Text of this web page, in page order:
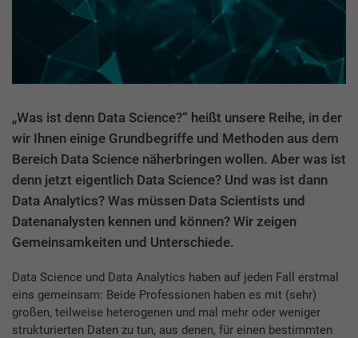
„Was ist denn Data Science?“ heißt unsere Reihe, in der
wir Ihnen einige Grundbegriffe und Methoden aus dem
Bereich Data Science näherbringen wollen. Aber was ist
denn jetzt eigentlich Data Science? Und was ist dann
Data Analytics? Was müssen Data Scientists und
Datenanalysten kennen und können? Wir zeigen
Gemeinsamkeiten und Unterschiede.
Data Science und Data Analytics haben auf jeden Fall erstmal
eins gemeinsam: Beide Professionen haben es mit (sehr)
großen, teilweise heterogenen und mal mehr oder weniger
strukturierten Daten zu tun, aus denen, für einen bestimmten